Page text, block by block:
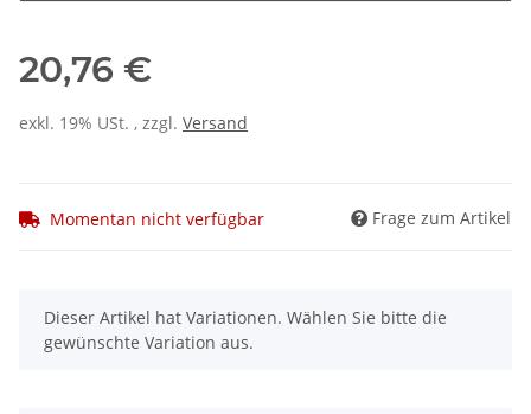
20,76 €
exkl. 19% USt. , zzgl. Versand
Momentan nicht verfügbar Frage zum Artikel
x
Dieser Artikel hat Variationen. Wählen Sie bitte die
gewünschte Variation aus.